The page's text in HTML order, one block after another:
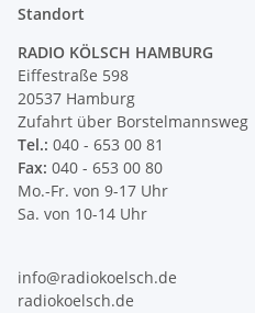
Standort
RADIO KÖLSCH HAMBURG
Eiffestraße 598
20537 Hamburg
Zufahrt über Borstelmannsweg
Tel.: 040 - 653 00 81
Fax: 040 - 653 00 80
Mo.-Fr. von 9-17 Uhr
Sa. von 10-14 Uhr
info@radiokoelsch.de
radiokoelsch.de